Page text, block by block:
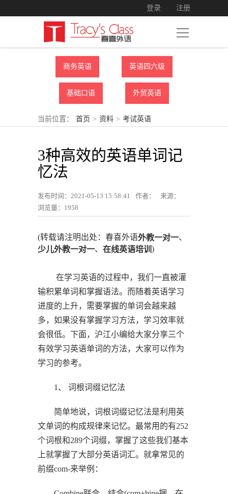
登录 注册
商务英语 英语四六级
基础口语 外贸英语
当前位置： 首页 > 资料 > 考试英语
3种高效的英语单词记
忆法
发布时间：2021-05-13 15:58:41 作者：
来源：
浏览量： 1958
(转载请注明出处：春喜外语外教一对一、
少儿外教一对一、 在线英语培训 )
在学习英语的过程中，我们一直被灌
输积累单词和掌握语法。而随着英语学习
进度的上升，需要掌握的单词会越来越
多，如果没有掌握学习方法，学习效率就
会很低。下面，沪江小编给大家分享三个
有效学习英语单词的方法，大家可以作为
学习的参考。
1、 词根词缀记忆法
简单地说，词根词缀记忆法是利用英
文单词的构成规律来记忆。最常用的有252
个词根和289个词缀，掌握了这些我们基本
上就掌握了大部分英语词汇。就拿常见的
前缀com-来举例：